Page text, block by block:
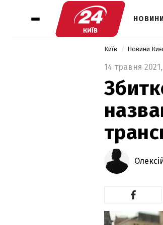
Київ Новини
14 травня 2021,